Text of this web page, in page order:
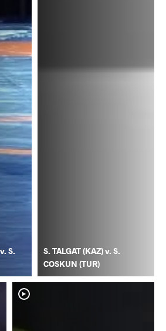
S.
S. TALGAT (KAZ) v. S.
COSKUN (TUR)